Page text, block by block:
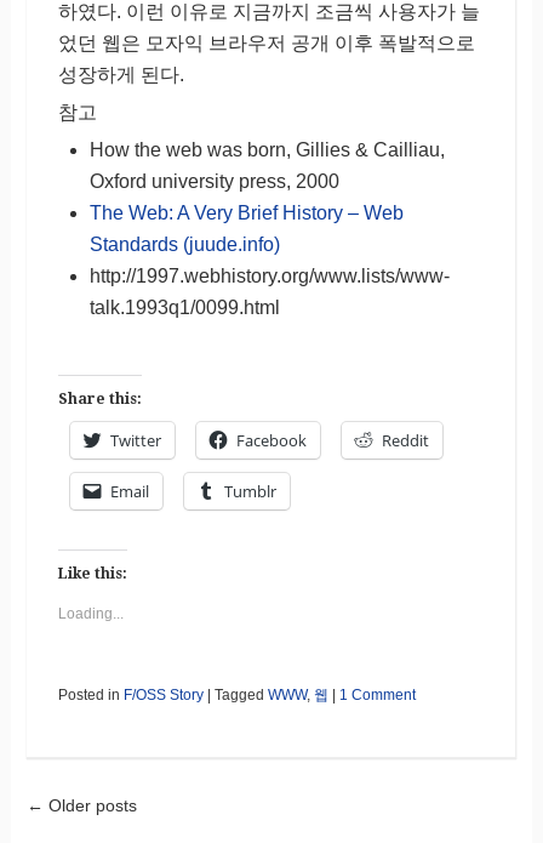
하였다. 이런 이유로 지금까지 조금씩 사용자가 늘
었던 웹은 모자익 브라우저 공개 이후 폭발적으로
성장하게 된다.
참고
How the web was born, Gillies & Cailliau,
Oxford university press, 2000
The Web: A Very Brief History – Web
Standards (juude.info)
http://1997.webhistory.org/www.lists/www-
talk.1993q1/0099.html
Share this:
Twitter Facebook Reddit
Email Tumblr
Like this:
Loading...
Posted in F/OSS Story Tagged WWW, 웹 1 Comment
Post navigation
← Older posts